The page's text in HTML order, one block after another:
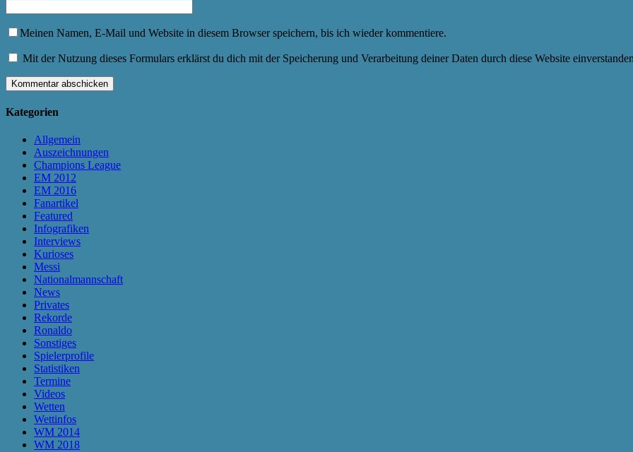
Meinen Namen, E-Mail und Website in diesem Browser speichern, bis ich wieder kommentiere.
Mit der Nutzung dieses Formulars erklärst du dich mit der Speicherung und Verarbeitung deiner Daten durch diese Website
Kategorien
Allgemein
Auszeichnungen
Champions League
EM 2012
EM 2016
Fanartikel
Featured
Infografiken
Interviews
Kurioses
Messi
Nationalmannschaft
News
Privates
Rekorde
Ronaldo
Sonstiges
Spielerprofile
Statistiken
Termine
Videos
Wetten
Wettinfos
WM 2014
WM 2018